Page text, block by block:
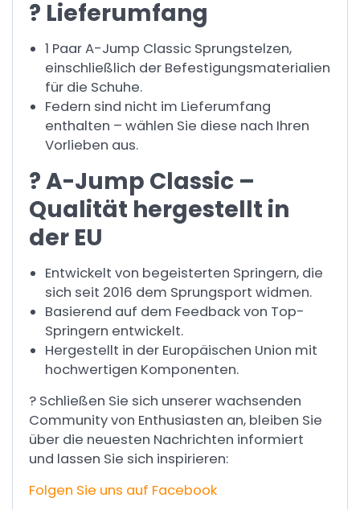
? Lieferumfang
1 Paar A-Jump Classic Sprungstelzen,
einschließlich der Befestigungsmaterialien
für die Schuhe.
Federn sind nicht im Lieferumfang
enthalten – wählen Sie diese nach Ihren
Vorlieben aus.
? A-Jump Classic –
Qualität hergestellt in
der EU
Entwickelt von begeisterten Springern, die
sich seit 2016 dem Sprungsport widmen.
Basierend auf dem Feedback von Top-
Springern entwickelt.
Hergestellt in der Europäischen Union mit
hochwertigen Komponenten.
? Schließen Sie sich unserer wachsenden
Community von Enthusiasten an, bleiben Sie
über die neuesten Nachrichten informiert
und lassen Sie sich inspirieren:
Folgen Sie uns auf Facebook